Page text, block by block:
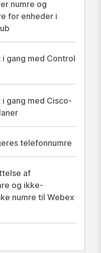
numre og
for enheder i
i gang med Control
i gang med Cisco-
telefonnumre
af
og ikke-
numre til Webex